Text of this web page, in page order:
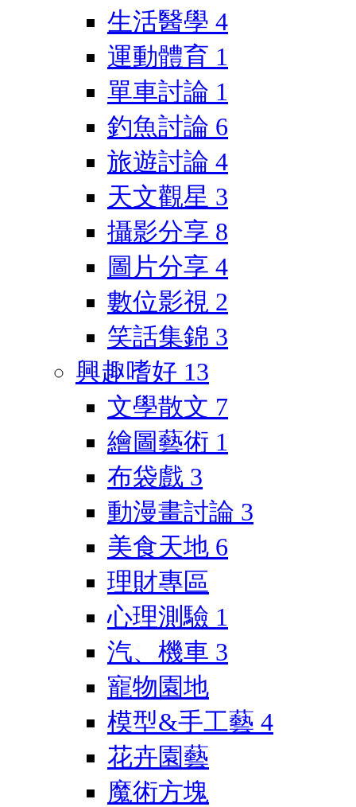
生活醫學 4
運動體育 1
單車討論 1
釣魚討論 6
旅遊討論 4
天文觀星 3
攝影分享 8
圖片分享 4
數位影視 2
笑話集錦 3
興趣嗜好 13
文學散文 7
繪圖藝術 1
布袋戲 3
動漫畫討論 3
美食天地 6
理財專區
心理測驗 1
汽、機車 3
寵物園地
模型&手工藝 4
花卉園藝
魔術方塊